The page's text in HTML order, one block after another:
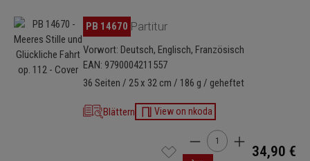
Bildergalerie überspringen
PB 14670 Partitur
Vorwort: Deutsch, Englisch, Französisch
EAN: 9790004211557
36 Seiten / 25 x 32 cm / 186 g / geheftet
Blättern View on nkoda
Produkt Anzahl: Gib
34,90 €